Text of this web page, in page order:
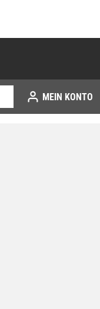
MEIN KONTO